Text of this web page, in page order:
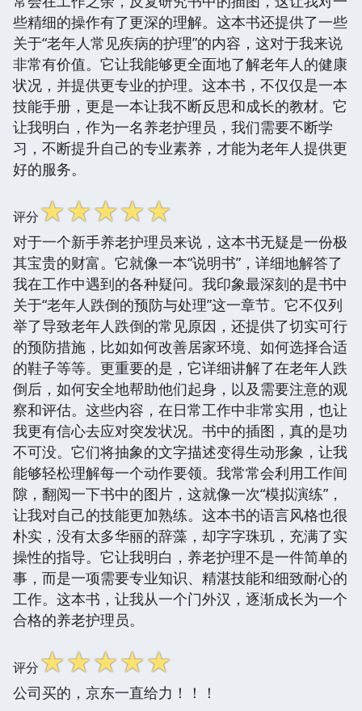
些精细的操作有了更深的理解。这本书还提供了一些
关于“老年人常见疾病的护理”的内容，这对于我来说
非常有价值。它让我能够更全面地了解老年人的健康
状况，并提供更专业的护理。这本书，不仅仅是一本
技能手册，更是一本让我不断反思和成长的教材。它
让我明白，作为一名养老护理员，我们需要不断学
习，不断提升自己的专业素养，才能为老年人提供更
好的服务。
评分☆☆☆☆☆
对于一个新手养老护理员来说，这本书无疑是一份极
其宝贵的财富。它就像一本“说明书”，详细地解答了
我在工作中遇到的各种疑问。我印象最深刻的是书中
关于“老年人跌倒的预防与处理”这一章节。它不仅列
举了导致老年人跌倒的常见原因，还提供了切实可行
的预防措施，比如如何改善居家环境、如何选择合适
的鞋子等等。更重要的是，它详细讲解了在老年人跌
倒后，如何安全地帮助他们起身，以及需要注意的观
察和评估。这些内容，在日常工作中非常实用，也让
我更有信心去应对突发状况。书中的插图，真的是功
不可没。它们将抽象的文字描述变得生动形象，让我
能够轻松理解每一个动作要领。我常常会利用工作间
隙，翻阅一下书中的图片，这就像一次“模拟演练”，
让我对自己的技能更加熟练。这本书的语言风格也很
朴实，没有太多华丽的辞藻，却字字珠玑，充满了实
操性的指导。它让我明白，养老护理不是一件简单的
事，而是一项需要专业知识、精湛技能和细致耐心的
工作。这本书，让我从一个门外汉，逐渐成长为一个
合格的养老护理员。
评分☆☆☆☆☆
公司买的，京东一直给力！！！